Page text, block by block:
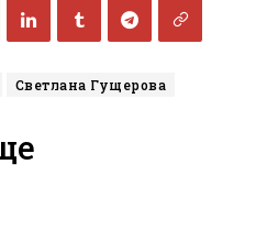
Светлана Гущерова